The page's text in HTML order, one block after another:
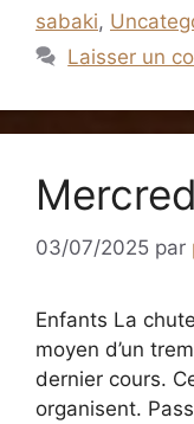
sabaki,
Laisser un
03/07/2025 par
Enfants La
moyen d’un
dernier cours.
organisent.